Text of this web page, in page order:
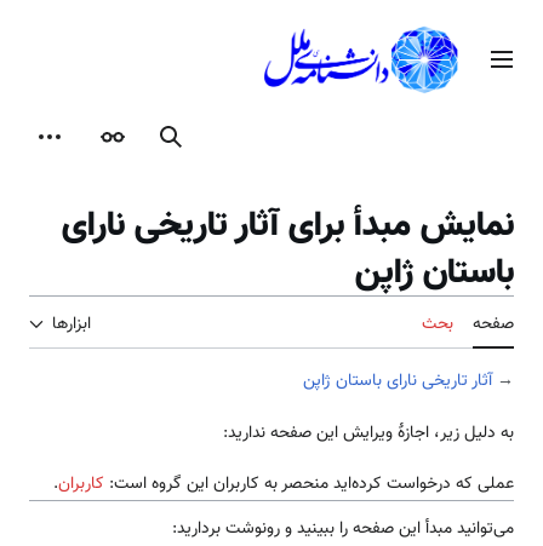
محتوامنوی اصلی
جستجوظاهر
نمایش مبدأ برای آثار تاریخی نارای
باستان ژاپن
صفحه بحث ابزارها
→آثار تاریخی نارای باستان ژاپن
به دلیل زیر، اجازهٔ ویرایش این صفحه ندارید:
عملی که درخواست کرده‌اید منحصر به کاربران این گروه است: کاربران.
می‌توانید مبدأ این صفحه را ببینید و رونوشت بردارید: